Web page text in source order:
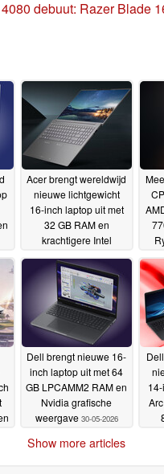
debuut: Razer Blade
Acer brengt wereldwijd
nieuwe lichtgewicht
16-inch laptop uit met
32 GB RAM en
krachtigere Intel
processor02-06-2026
Dell brengt nieuwe 16-
inch laptop uit met 64
GB LPCAMM2 RAM en
Nvidia grafische
weergave 30-05-2026
Show more articles